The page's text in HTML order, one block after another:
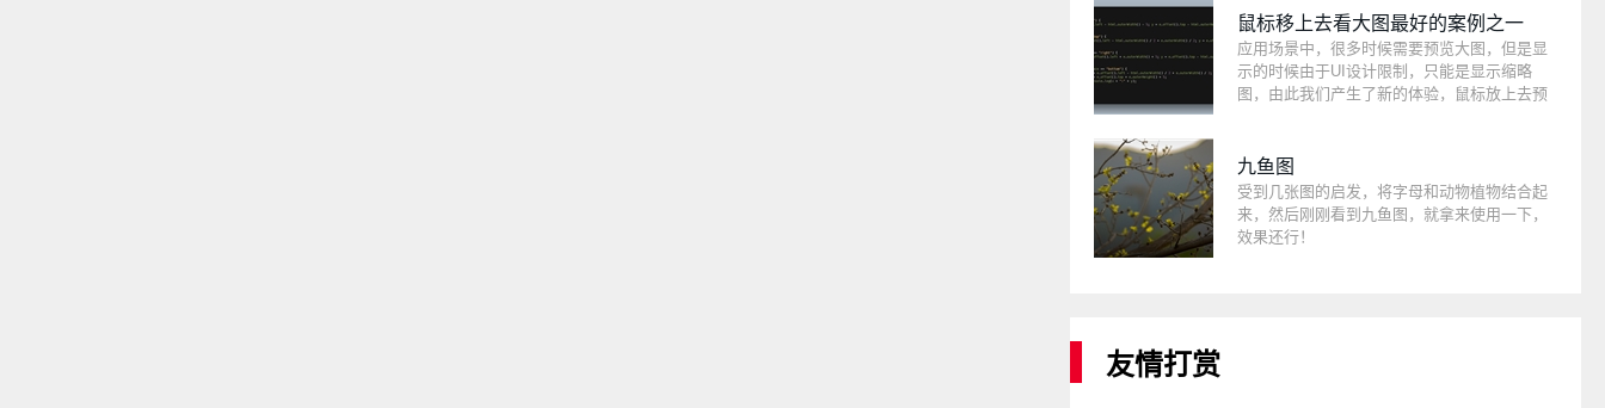
鼠标移上去看大图最好的案例之一
应用场景中，很多时候需要预览大图，但是显
示的时候由于UI设计限制，只能是显示缩略
图，由此我们产生了新的体验，鼠标放上去预
九鱼图
受到几张图的启发，将字母和动物植物结合起
来，然后刚刚看到九鱼图，就拿来使用一下，
效果还行！
友情打赏